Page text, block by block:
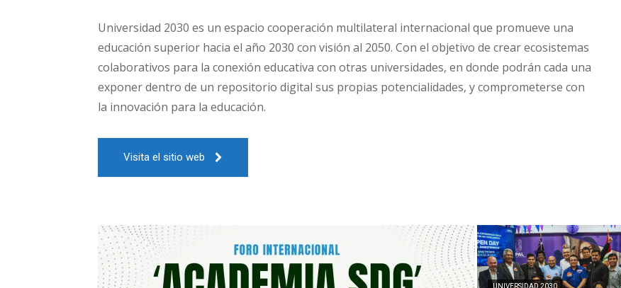
Universidad 2030 es un espacio cooperación multilateral internacional que promueve una
educación superior hacia el año 2030 con visión al 2050. Con el objetivo de crear ecosistemas
colaborativos para la conexión educativa con otras universidades, en donde podrán cada una
exponer dentro de un repositorio digital sus propias potencialidades, y comprometerse con
la innovación para la educación.
Visita el sitio web
UNIVERSIDAD 2030